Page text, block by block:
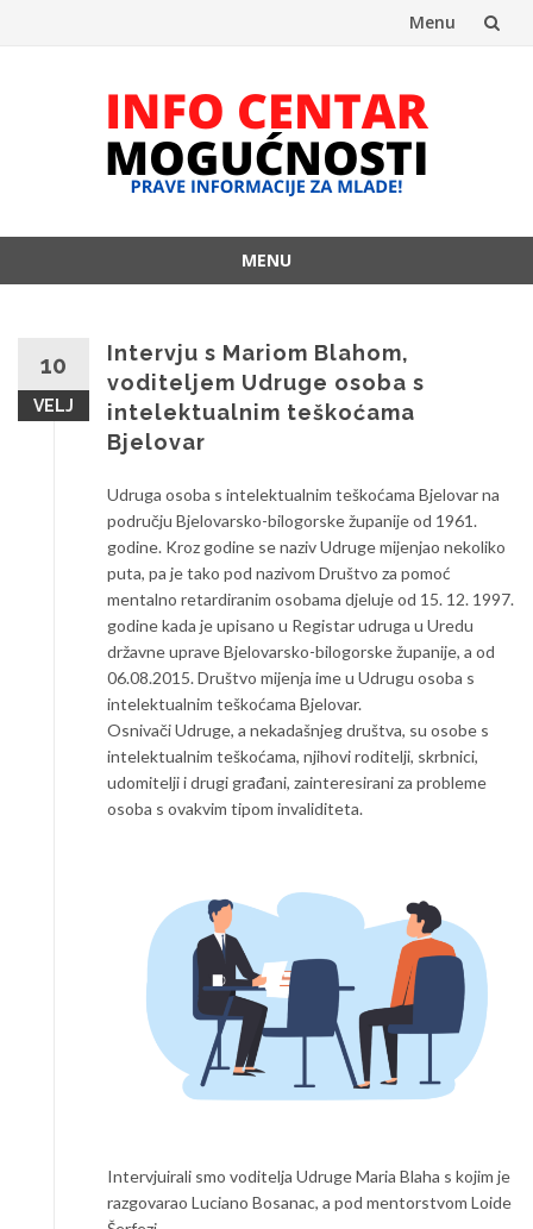
Menu
MENU
10
VELJ
Intervju s Mariom Blahom,
voditeljem Udruge osoba s
intelektualnim teškoćama
Bjelovar
Udruga osoba s intelektualnim teškoćama Bjelovar na
području Bjelovarsko-bilogorske županije od 1961.
godine. Kroz godine se naziv Udruge mijenjao nekoliko
puta, pa je tako pod nazivom Društvo za pomoć
mentalno retardiranim osobama djeluje od 15. 12. 1997.
godine kada je upisano u Registar udruga u Uredu
državne uprave Bjelovarsko-bilogorske županije, a od
06.08.2015. Društvo mijenja ime u Udrugu osoba s
intelektualnim teškoćama Bjelovar.
Osnivači Udruge, a nekadašnjeg društva, su osobe s
intelektualnim teškoćama, njihovi roditelji, skrbnici,
udomitelji i drugi građani, zainteresirani za probleme
osoba s ovakvim tipom invaliditeta.
Intervjuirali smo voditelja Udruge Maria Blaha s kojim je
razgovarao Luciano Bosanac, a pod mentorstvom Loide